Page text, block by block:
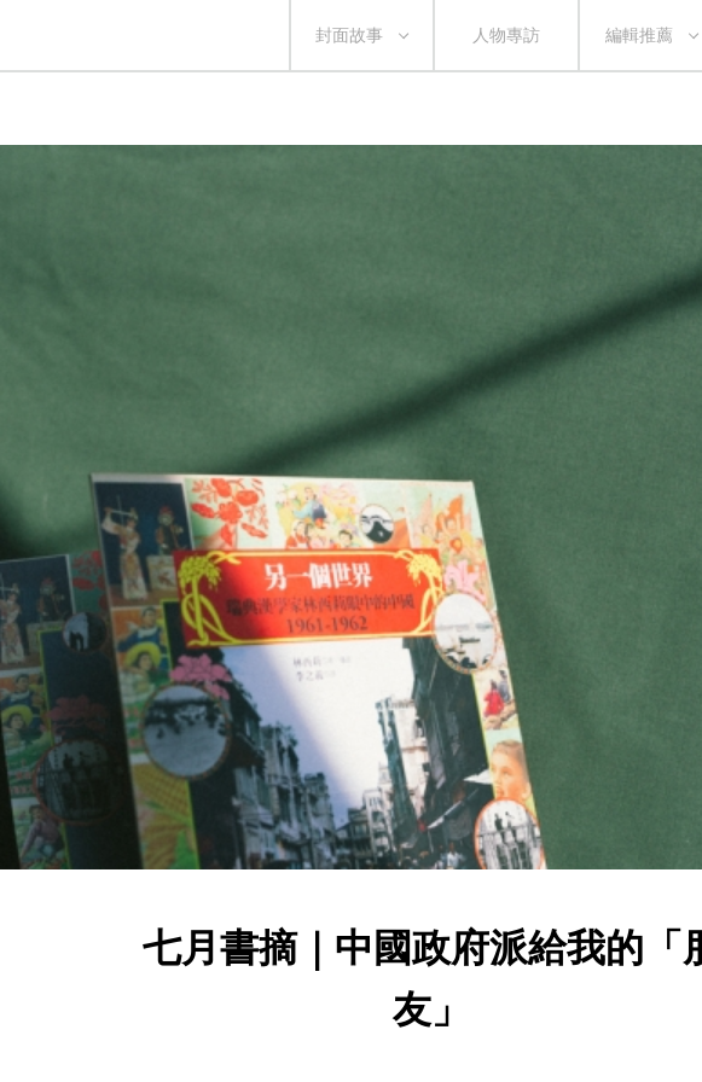
封面故事 人物專訪 編輯推薦
七月書摘｜中國政府派給我的「
友」